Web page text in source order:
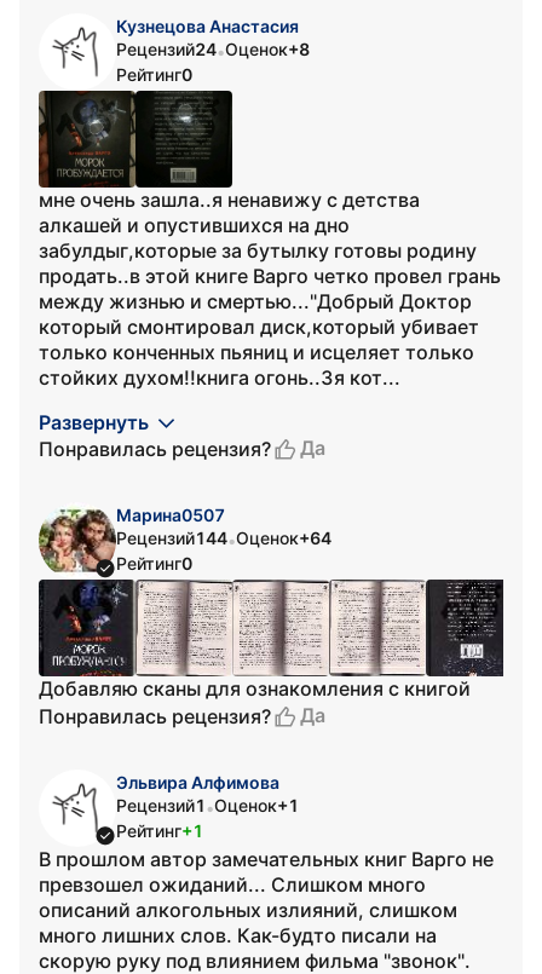
Кузнецова Анастасия
Рецензий24•Оценок+8
Рейтинг0
мне очень зашла..я ненавижу с детства
алкашей и опустившихся на дно
забулдыг,которые за бутылку готовы родину
продать..в этой книге Варго четко провел грань
между жизнью и смертью..."Добрый Доктор
который смонтировал диск,который убивает
только конченных пьяниц и исцеляет только
стойких духом!!книга огонь..3я кот...
Развернуть
Понравилась рецензия?
Да
Марина0507
Рецензий144•Оценок+64
Рейтинг0
Добавляю сканы для ознакомления с книгой
Понравилась рецензия?
Да
Эльвира Алфимова
Рецензий1 •Оценок+1
Рейтинг+1
В прошлом автор замечательных книг Варго не
превзошел ожиданий... Слишком много
описаний алкогольных излияний, слишком
много лишних слов. Как-будто писали на
скорую руку под влиянием фильма "звонок".